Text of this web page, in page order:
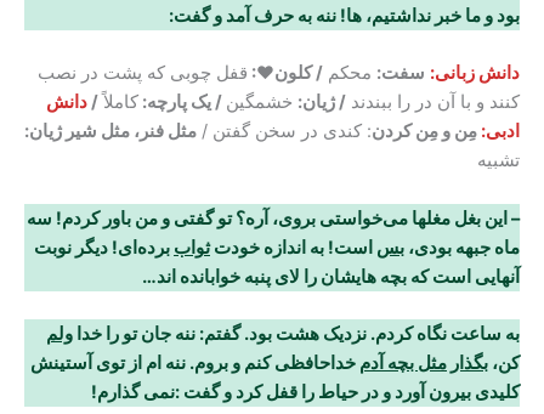
بود و ما خبر نداشتیم، ها! ننه به حرف آمد و گفت:
دانش زبانی: سفت: محکم / کلون♥: قفل چوبی که پشت در نصب
کنند و با آن در را ببندند / ژیان: خشمگین / یک پارچه: کاملاً /دانش
ادبی: مِن و مِن کردن: کندی در سخن گفتن / مثل فنر، مثل شیر ژیان:
تشبیه
– این بغل مغلها میخواستی بروی، آره؟ تو گفتی و من باور کردم! سه
ماه جبهه بودی، بس است! به اندازه خودتثواب برده‌ای! دیگر نوبت
آنهایی است که بچه هایشان را لای پنبه خوابانده اند…
به ساعت نگاه کردم. نزدیک هشت بود. گفتم: ننه جان تو را خدا ولم
کن، بگذار مثل بچه آدم خداحافظی کنم و بروم. ننه ام از توی آستینش
کلیدی بیرون آورد و در حیاط را قفل کرد و گفت :نمی گذارم!